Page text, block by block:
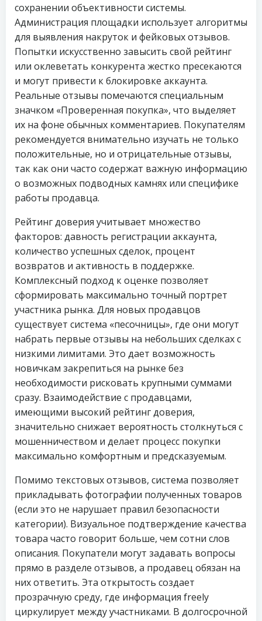
сохранении объективности системы.
Администрация площадки использует алгоритмы
для выявления накруток и фейковых отзывов.
Попытки искусственно завысить свой рейтинг
или оклеветать конкурента жестко пресекаются
и могут привести к блокировке аккаунта.
Реальные отзывы помечаются специальным
значком «Проверенная покупка», что выделяет
их на фоне обычных комментариев. Покупателям
рекомендуется внимательно изучать не только
положительные, но и отрицательные отзывы,
так как они часто содержат важную информацию
о возможных подводных камнях или специфике
работы продавца.
Рейтинг доверия учитывает множество
факторов: давность регистрации аккаунта,
количество успешных сделок, процент
возвратов и активность в поддержке.
Комплексный подход к оценке позволяет
сформировать максимально точный портрет
участника рынка. Для новых продавцов
существует система «песочницы», где они могут
набрать первые отзывы на небольших сделках с
низкими лимитами. Это дает возможность
новичкам закрепиться на рынке без
необходимости рисковать крупными суммами
сразу. Взаимодействие с продавцами,
имеющими высокий рейтинг доверия,
значительно снижает вероятность столкнуться с
мошенничеством и делает процесс покупки
максимально комфортным и предсказуемым.
Помимо текстовых отзывов, система позволяет
прикладывать фотографии полученных товаров
(если это не нарушает правил безопасности
категории). Визуальное подтверждение качества
товара часто говорит больше, чем сотни слов
описания. Покупатели могут задавать вопросы
прямо в разделе отзывов, а продавец обязан на
них ответить. Эта открытость создает
прозрачную среду, где информация freely
циркулирует между участниками. В долгосрочной